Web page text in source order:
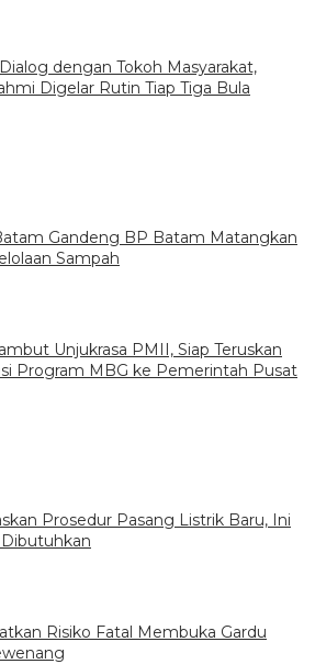
dengan Tokoh Masyarakat,
Digelar Rutin Tiap Tiga Bula
Gandeng BP Batam Matangkan
Sampah
Unjukrasa PMII, Siap Teruskan
Program MBG ke Pemerintah Pusat
Prosedur Pasang Listrik Baru, Ini
Risiko Fatal Membuka Gardu